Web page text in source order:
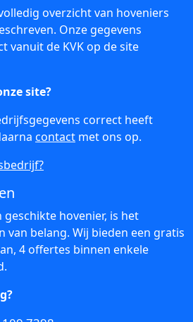
overzicht van hoveniers
Onze gegevens
vanuit de KVK op de site
site?
correct heeft
contact met ons op.
geschikte hovenier, is het
van belang. Wij bieden een gratis
4 offertes binnen enkele